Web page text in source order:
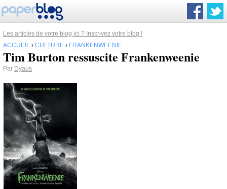
Les articles de votre blog ici ? Inscrivez votre blog !
ACCUEIL › CULTURE › FRANKENWEENIE
Tim Burton ressuscite Frankenweenie
Par Dyaus